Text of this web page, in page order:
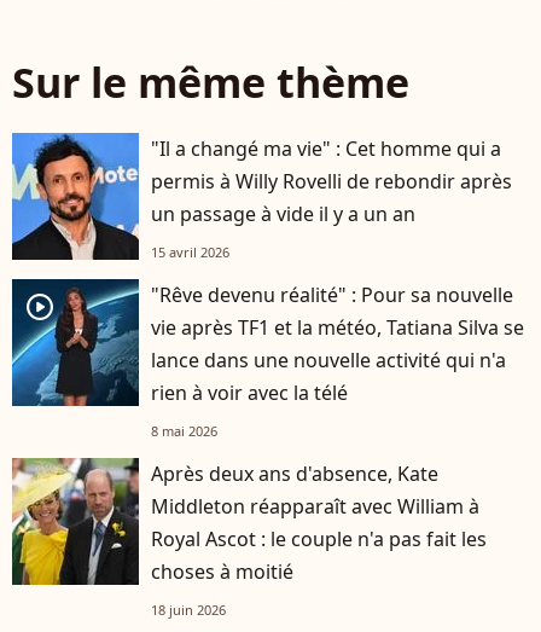
Sur le même thème
"Il a changé ma vie" : Cet homme qui a
permis à Willy Rovelli de rebondir après
un passage à vide il y a un an
15 avril 2026
player2
"Rêve devenu réalité" : Pour sa nouvelle
vie après TF1 et la météo, Tatiana Silva se
lance dans une nouvelle activité qui n'a
rien à voir avec la télé
8 mai 2026
Après deux ans d'absence, Kate
Middleton réapparaît avec William à
Royal Ascot : le couple n'a pas fait les
choses à moitié
18 juin 2026